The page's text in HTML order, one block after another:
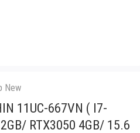
New
11UC-667VN ( I7-
RTX3050 4GB/ 15.6